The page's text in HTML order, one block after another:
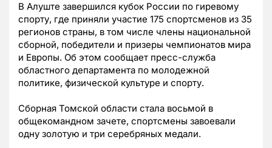
В Алуште завершился кубок России по гиревому
спорту, где приняли участие 175 спортсменов из 35
регионов страны, в том числе члены национальной
сборной, победители и призеры чемпионатов мира
и Европы. Об этом сообщает пресс-служба
областного департамента по молодежной
политике, физической культуре и спорту.
Сборная Томской области стала восьмой в
общекомандном зачете, спортсмены завоевали
одну золотую и три серебряных медали.